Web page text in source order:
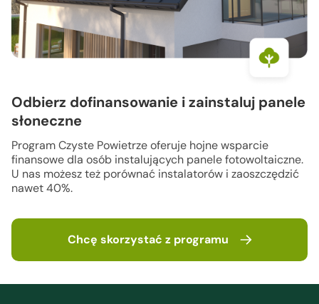
Odbierz dofinansowanie i zainstaluj panele
słoneczne
Program Czyste Powietrze oferuje hojne wsparcie
finansowedla osób instalujących panele fotowoltaiczne.
U nas możeszteż porównać instalatorów i zaoszczędzić
nawet 40%.
Chcę skorzystać z programu